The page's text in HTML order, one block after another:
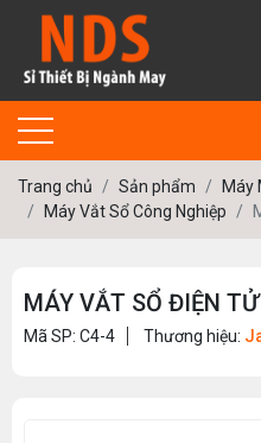
Trang chủ Sản phẩm
Máy
Máy Vắt Sổ Công Nghiệp
MÁY VẮT SỔ ĐIỆN
Mã SP: C4-4 Thương hiệu: